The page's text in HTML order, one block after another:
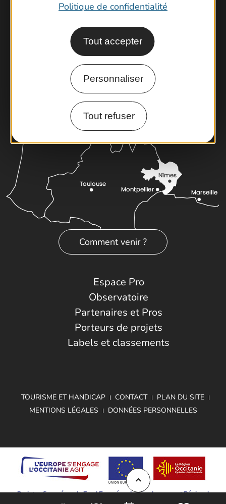
Politique de confidentialité
Tout accepter
Personnaliser
Tout refuser
Contactez-nous !
Foire aux questions
Brochures
Cartoguides et Topoguides
Latitude Gard
Comment venir ?
Espace Pro
Observatoire
Partenaires et Pros
Porteurs de projets
Labels et classements
TOURISME ET HANDICAP CONTACT
PLAN DU SITE
MENTIONS LÉGALES
DONNÉES PERSONNELLES
Projet cofinancé par le Fond Européen de Développement Régional